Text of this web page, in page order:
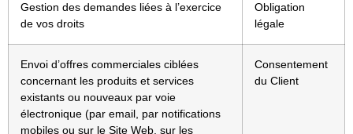
Gestion des demandes liées à l’exercice
de vos droits
Obligation
légale
Envoi d’offres commerciales ciblées
concernant les produits et services
existants ou nouveaux par voie
électronique (par email, par notifications
mobiles ou sur le Site Web, sur les
Consentement
du Client